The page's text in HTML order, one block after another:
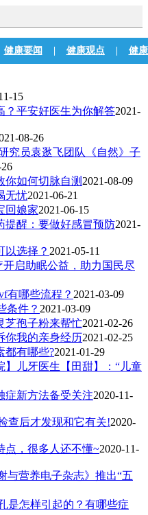
健康要闻 健康观点 健
15
？平安好医生为你解答2021-
08-26
究员袁逖飞团队《自然》子
你如何切脉自测 2021-08-09
无忧2021-06-21
回娘家2021-06-15
提醒：要做好感冒预防2021-
以选择？ 2021-05-11
开启助眠公益，助力国民尽
有哪些流程？ 2021-03-09
条件？ 2021-03-09
芝孢子粉来帮忙2021-02-26
你我的亲身经历2021-02-25
都有哪些?2021-01-29
】儿牙医生【田甜】：“儿童
症新方法备受关注2020-11-
查后才发现和它有关!2020-
点，很多人还不懂~2020-11-
与营养电子杂志》推出“五
是怎样引起的？有哪些症